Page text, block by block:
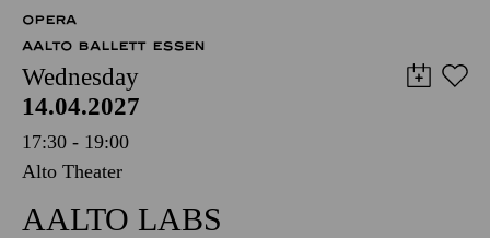
OPERA
AALTO BALLETT ESSEN
Wednesday
14.04.2027
17:30 - 19:00
Alto Theater
AALTO LABS